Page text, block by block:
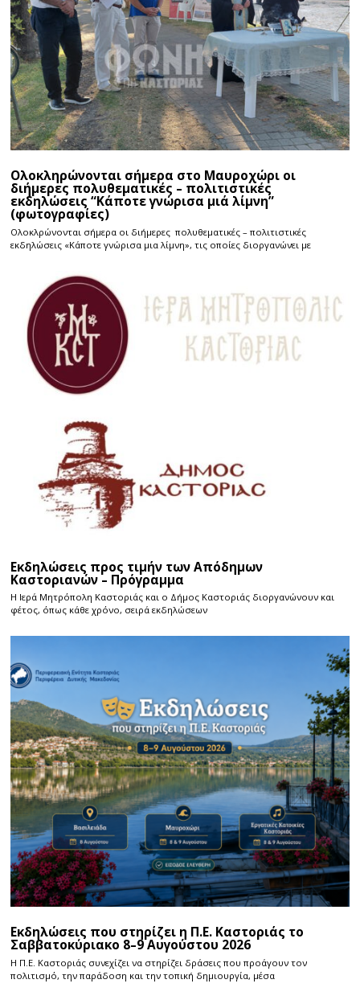
Ολοκληρώνονται σήμερα στο Μαυροχώρι οι
διήμερες πολυθεματικές – πολιτιστικές
εκδηλώσεις “Κάποτε γνώρισα μιά λίμνη”
(φωτογραφίες)
Ολοκλρώνονται σήμερα οι διήμερες πολυθεματικές – πολιτιστικές
εκδηλώσεις «Κάποτε γνώρισα μια λίμνη», τις οποίες διοργανώνει με
Εκδηλώσεις προς τιμήν των Απόδημων
Καστοριανών – Πρόγραμμα
Η Ιερά Μητρόπολη Καστοριάς και ο Δήμος Καστοριάς διοργανώνουν και
φέτος, όπως κάθε χρόνο, σειρά εκδηλώσεων
Εκδηλώσεις που στηρίζει η Π.Ε. Καστοριάς το
Σαββατοκύριακο 8–9 Αυγούστου 2026
Η Π.E. Καστοριάς συνεχίζει να στηρίζει δράσεις που προάγουν τον
πολιτισμό, την παράδοση και την τοπική δημιουργία, μέσα